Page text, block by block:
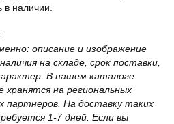
в наличии.
описание и изображение
на складе, срок поставки,
В нашем каталоге
на региональных
партнеров. На доставку таких
1-7 дней. Если вы